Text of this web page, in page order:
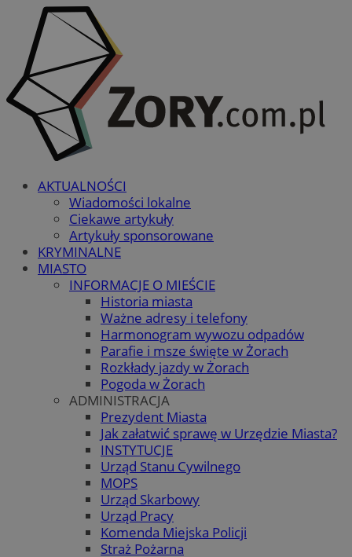
AKTUALNOŚCI
Wiadomości lokalne
Ciekawe artykuły
Artykuły sponsorowane
KRYMINALNE
MIASTO
INFORMACJE O MIEŚCIE
Historia miasta
Ważne adresy i telefony
Harmonogram wywozu odpadów
Parafie i msze święte w Żorach
Rozkłady jazdy w Żorach
Pogoda w Żorach
ADMINISTRACJA
Prezydent Miasta
Jak załatwić sprawę w Urzędzie Miasta?
INSTYTUCJE
Urząd Stanu Cywilnego
MOPS
Urząd Skarbowy
Urząd Pracy
Komenda Miejska Policji
Straż Pożarna